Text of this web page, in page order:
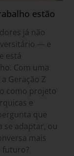
estão
já não
— e
está
Com uma
Geração Z
como projeto
e
que
se adaptar, ou
mais
futuro?